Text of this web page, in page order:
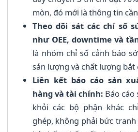
mòn, đó mới là thông tin
Theo dõi sát các chỉ số
như OEE, downtime và
là nhóm chỉ số cảnh báo
sản lượng và chất lượng bắt
Liên kết báo cáo sản
hàng và tài chính: Báo
khỏi các bộ phận khác
ghép, không phải bức tranh